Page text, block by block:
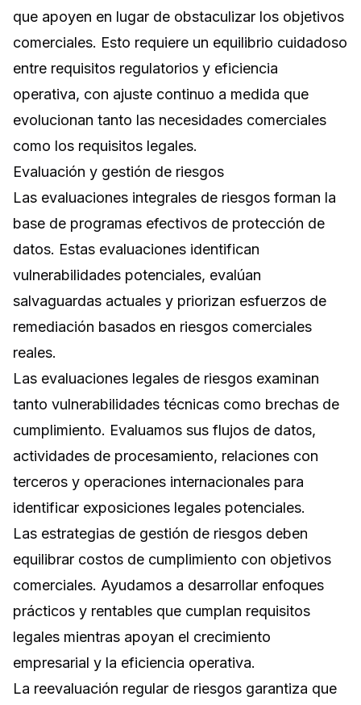
que apoyen en lugar de obstaculizar los objetivos
comerciales. Esto requiere un equilibrio cuidadoso
entre requisitos regulatorios y eficiencia
operativa, con ajuste continuo a medida que
evolucionan tanto las necesidades comerciales
como los requisitos legales.
Evaluación y gestión de riesgos
Las evaluaciones integrales de riesgos forman la
base de programas efectivos de protección de
datos. Estas evaluaciones identifican
vulnerabilidades potenciales, evalúan
salvaguardas actuales y priorizan esfuerzos de
remediación basados en riesgos comerciales
reales.
Las evaluaciones legales de riesgos examinan
tanto vulnerabilidades técnicas como brechas de
cumplimiento. Evaluamos sus flujos de datos,
actividades de procesamiento, relaciones con
terceros y operaciones internacionales para
identificar exposiciones legales potenciales.
Las estrategias de gestión de riesgos deben
equilibrar costos de cumplimiento con objetivos
comerciales. Ayudamos a desarrollar enfoques
prácticos y rentables que cumplan requisitos
legales mientras apoyan el crecimiento
empresarial y la eficiencia operativa.
La reevaluación regular de riesgos garantiza que